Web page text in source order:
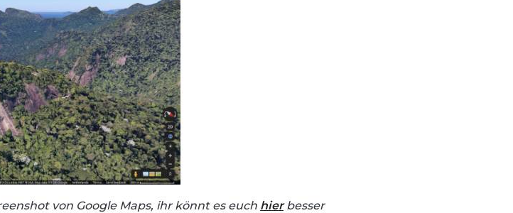
von Google Maps, ihr könnt es euch hierbesser